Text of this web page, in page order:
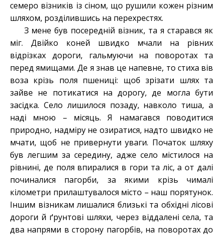
семеро візників із сіном, що рушили кожен різним
шляхом, розділившись на перехрестях.
З мене був посередній візник, та я старався як
міг. Двійко коней швидко мчали на рівних
відрізках дороги, гальмуючи на поворотах та
перед ямищами. Де я знав це напевне, то стиха вів
воза крізь поля пшениці: щоб зрізати шлях та
зайве не потикатися на дорогу, де могла бути
засідка. Село лишилося позаду, навколо тиша, а
наді мною – місяць. Я намагався поводитися
природно, надміру не озиратися, надто швидко не
мчати, щоб не привернути уваги. Початок шляху
був легшим за середину, адже село містилося на
рівнині, де поля впиралися в гори та ліс, а от далі
починалися пагорби, за якими крізь чималі
кілометри прилаштувалося місто – наш порятунок.
Іншим візникам лишалися близькі та обхідні лісові
дороги й ґрунтові шляхи, через віддалені села, та
два напрями в сторону пагорбів, на поворотах до